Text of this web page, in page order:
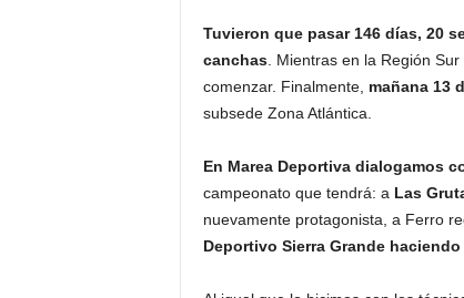
Tuvieron que pasar 146 días, 20
canchas. Mientras en la Región
comenzar. Finalmente, mañana 13
subsede Zona Atlántica.
En Marea Deportiva dialogamos
campeonato que tendrá: a Las
nuevamente protagonista, a Ferro
Deportivo Sierra Grande